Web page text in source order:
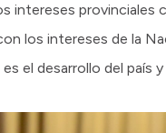
intereses provinciales
los intereses de la
el desarrollo del país